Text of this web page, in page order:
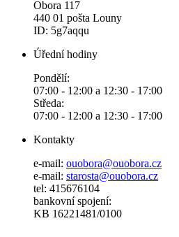
Obora 117
440 01 pošta Louny
ID: 5g7aqqu
Úřední hodiny
Pondělí:
07:00 - 12:00 a 12:30 - 17:00
Středa:
07:00 - 12:00 a 12:30 - 17:00
Kontakty
e-mail: ouobora@ouobora.cz
e-mail: starosta@ouobora.cz
tel: 415676104
bankovní spojení:
KB 16221481/0100